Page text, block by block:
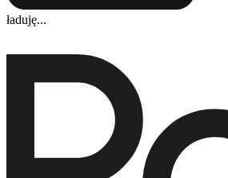
ładuję...